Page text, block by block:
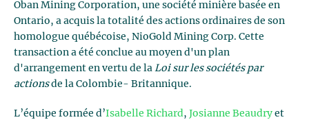
Oban Mining Corporation, une société minière basée en
Ontario, a acquis la totalité des actions ordinaires de son
homologue québécoise, NioGold Mining Corp. Cette
transaction a été conclue au moyen d'un plan
d'arrangement en vertu de la Loi sur les sociétés par
actionsde la Colombie- Britannique.
L’équipe formée d’Isabelle Richard, Josianne Beaudry et